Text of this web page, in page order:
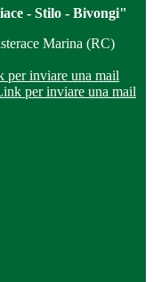
- Stilo - Bivongi"
Marina (RC)
per inviare una mail
per inviare una mail